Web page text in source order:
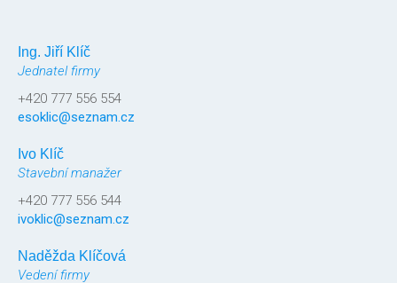
Ing. Jiří Klíč
Jednatel firmy
+420 777 556 554
esoklic@seznam.cz
Ivo Klíč
Stavební manažer
+420 777 556 544
ivoklic@seznam.cz
Naděžda Klíčová
Vedení firmy